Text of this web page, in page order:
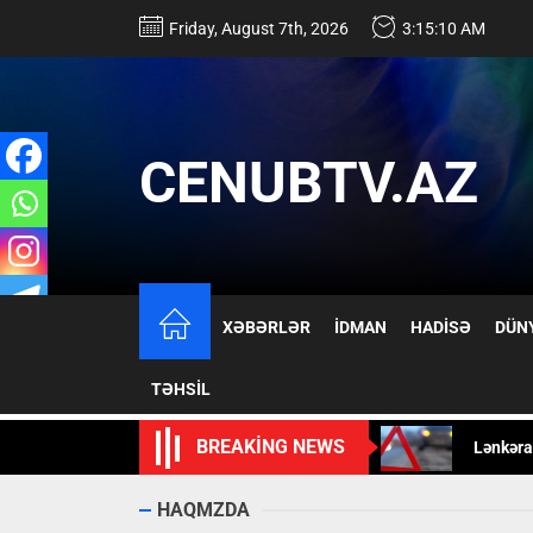
Friday, August 7th, 2026 3:15:12 AM
CENUBTV.AZ
XƏBƏRLƏR İDMAN HADİSƏ
TƏHSİL
BREAKING NEWS
HAQMZDA